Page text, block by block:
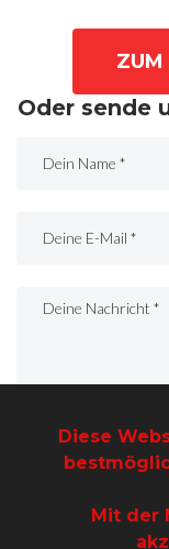
ZUM
Oder sende
SENDEN
Diese
Mit der